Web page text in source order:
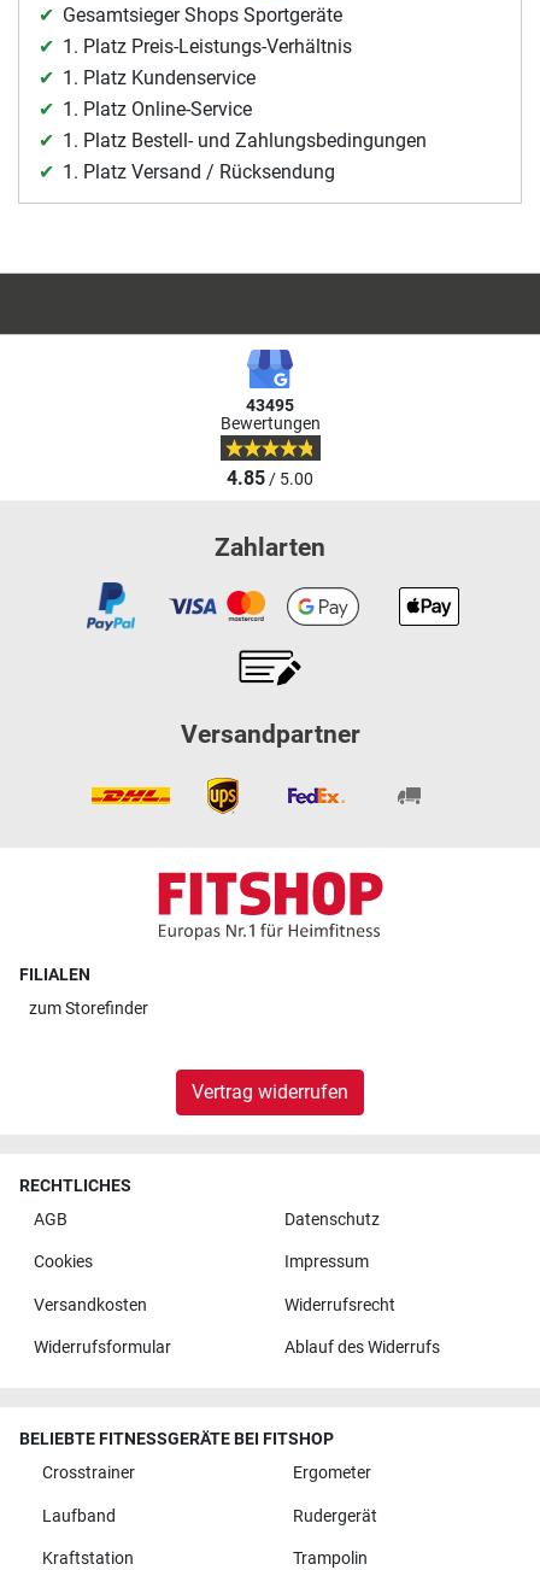
Gesamtsieger Shops Sportgeräte
1. Platz Preis-Leistungs-Verhältnis
1. Platz Kundenservice
1. Platz Online-Service
1. Platz Bestell- und Zahlungsbedingungen
1. Platz Versand / Rücksendung
43495
Bewertungen
4.85/ 5.00
Zahlarten
Versandpartner
FILIALEN
zumStorefinder
Vertrag widerrufen
RECHTLICHES
AGB
Datenschutz
Cookies Impressum
Versandkosten Widerrufsrecht
Widerrufsformular Ablauf des Widerrufs
BELIEBTE FITNESSGERÄTE BEI FITSHOP
Crosstrainer
Ergometer
Laufband Rudergerät
Kraftstation Trampolin